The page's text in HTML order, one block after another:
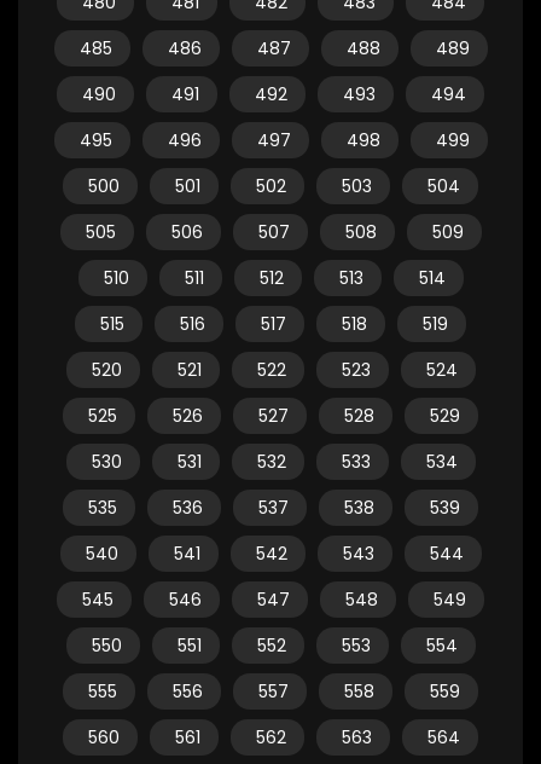
485
486 487 488
489
490
491 492 493
494
495
496 497 498
499
500
501 502 503
504
505
506 507 508
509
510
511 512 513
514
515
516 517 518
519
520
521 522 523
524
525
526 527 528
529
530
531 532 533
534
535
536 537 538
539
540
541 542 543
544
545
546 547 548
549
550
551 552 553
554
555
556 557 558
559
560
561 562 563
564